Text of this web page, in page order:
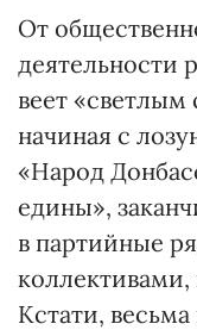
От
деятельности
веет
начиная с
«Народ
едины»,
в партийные
Кстати,